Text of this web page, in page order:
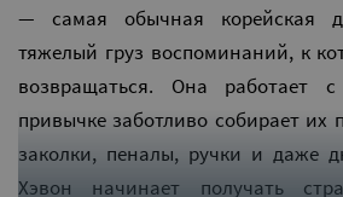
— самая обычная корейская
тяжелый груз воспоминаний, к
возвращаться. Она работает
привычке заботливо собирает их
заколки, пеналы, ручки и даже
Хэвон начинает получать